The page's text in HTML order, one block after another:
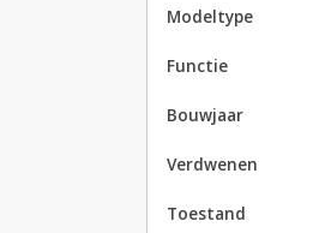
modeltype
functie
bouwjaar
verdwenen
toestand